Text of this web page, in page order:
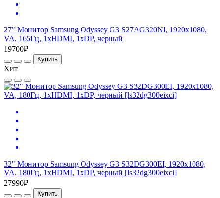
27" Монитор Samsung Odyssey G3 S27AG320NI, 1920x1080,
VA, 165Гц, 1хHDMI, 1хDP, черный
19700₽
Купить
Хит
32" Монитор Samsung Odyssey G3 S32DG300EI, 1920x1080,
VA, 180Гц, 1хHDMI, 1хDP, черный [ls32dg300eixci]
27990₽
Купить